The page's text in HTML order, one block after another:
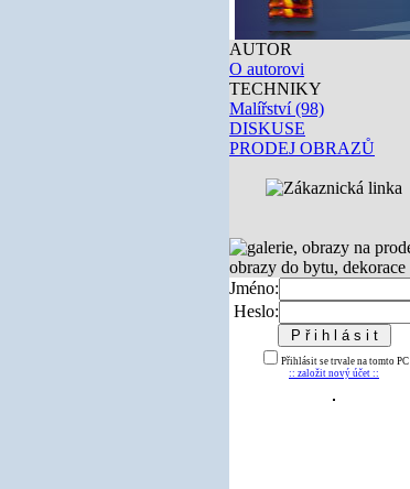
AUTOR
O autorovi
TECHNIKY
Malířství (98)
DISKUSE
PRODEJ OBRAZŮ
Jméno:
Heslo:
Přihlásit se trvale na tomto PC
:: založit nový účet ::